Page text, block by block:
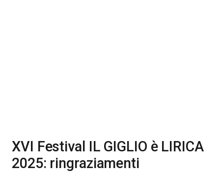
XVI Festival IL GIGLIO è LIRICA
2025: ringraziamenti